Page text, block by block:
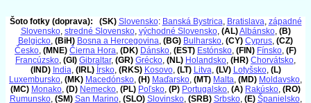
Šoto fotky (doprava): (SK) Slovensko: Banská Bystrica, Bratislava, západné
Slovensko, stredné Slovensko, východné Slovensko, (AL)Albánsko, (B)
Belgicko, (BiH) Bosna a Hercegovina, (BG) Bulharsko, (CY) Cyprus, (CZ)
Česko, (MNE) Čierna Hora, (DK) Dánsko, (EST) Estónsko, (FIN) Fínsko, (F)
Francúzsko, (GI) Gibraltar, (GR) Grécko, (NL) Holandsko, (HR) Chorvátsko,
(IND) India, (IRL) Írsko, (RKS) Kosovo, (LT) Litva, (LV) Lotyšsko, (L)
Luxembursko, (MK) Macedónsko, (H) Maďarsko, (MT) Malta, (MD) Moldavsko,
(MC) Monako, (D) Nemecko, (PL) Poľsko, (P) Portugalsko, (A) Rakúsko, (RO)
Rumunsko, (SM) San Marino, (SLO) Slovinsko, (SRB) Srbsko, (E) Španielsko,